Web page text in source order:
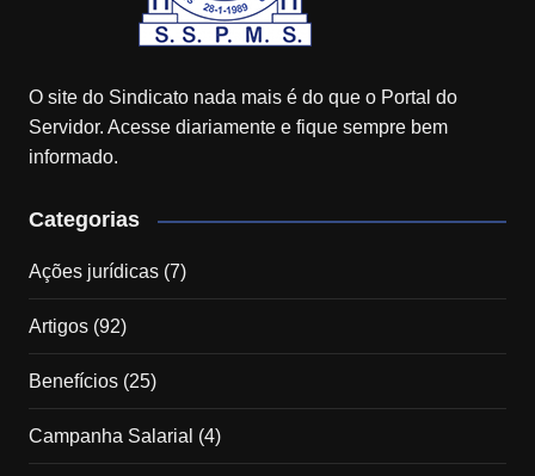
O site do Sindicato nada mais é do que o Portal do
Servidor. Acesse diariamente e fique sempre bem
informado.
Categorias
Ações jurídicas(7)
Artigos(92)
Benefícios(25)
Campanha Salarial (4)